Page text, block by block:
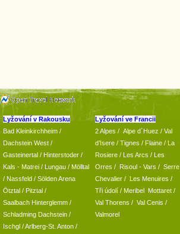
Lyžování v Rakousku
Bad Kleinkirchheim /
Dachstein West /
Gasteinertal / Hinterstoder /
Kals - Matrei / Lungau / Mölltal
/ Nassfeld / Sölden Arena
Ötztal / Pitztal /
Saalbach Hinterglemm /
Schladming Dachstein /
Ischgl /Arlberg-St. Anton /
Lyžování ve Francii
2 Alpes / Alpe d´Huez / Val
d’Isere / Tignes / Flaine / La
Rosiere / Les Arcs / Les
Orres / Risoul - Vars / Serre
Chevalier / Les Menuires /
Tři údolí / Meribel Mottaret /
Val Thorens / Val Cenis /
Valmorel